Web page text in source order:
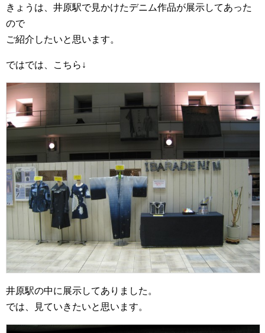
きょうは、井原駅で見かけたデニム作品が展示してあった
ので
ご紹介したいと思います。
ではでは、こちら↓
井原駅の中に展示してありました。
では、見ていきたいと思います。